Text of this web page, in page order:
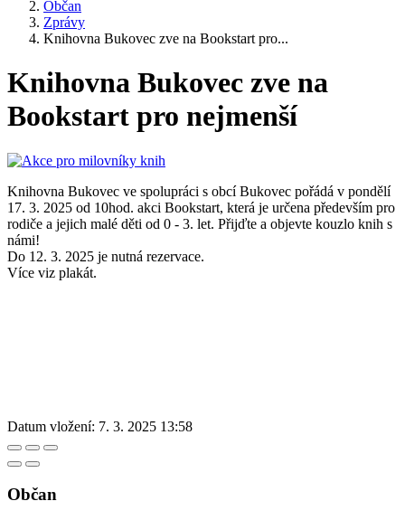
Občan
Zprávy
Knihovna Bukovec zve na Bookstart pro...
Knihovna Bukovec zve na
Bookstart pro nejmenší
Knihovna Bukovec ve spolupráci s obcí Bukovec pořádá v pondělí
17. 3. 2025 od 10hod. akci Bookstart, která je určena především pro
rodiče a jejich malé děti od 0 - 3. let. Přijďte a objevte kouzlo knih s
námi!
Do 12. 3. 2025 je nutná rezervace.
Více viz plakát.
Datum vložení: 7. 3. 2025 13:58
Občan